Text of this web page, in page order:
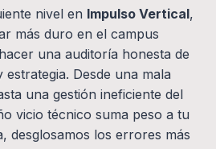
nivel en Impulso Vertical,
más duro en el campus
una auditoría honesta de
estrategia. Desde una mala
una gestión ineficiente del
vicio técnico suma peso a tu
desglosamos los errores más